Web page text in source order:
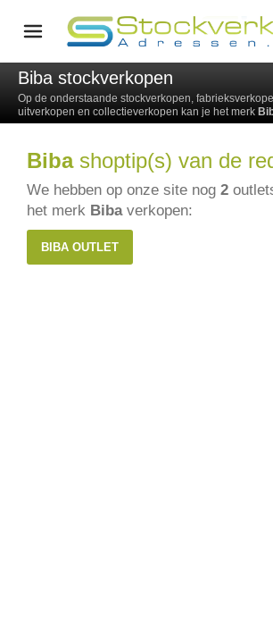
Biba stockverkopen
Op de onderstaande stockverkopen,
uitverkopen en collectieverkopen kan je het merk
Bibashoptip(s) van de
We hebben op onze site nog 2
het merk Bibaverkopen:
BIBA OUTLET